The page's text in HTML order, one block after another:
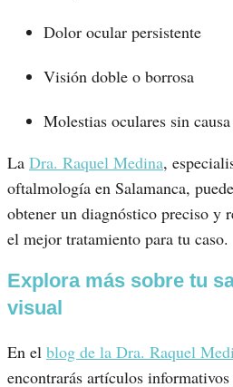
Dolor ocular persistente
Visión doble o borrosa
Molestias oculares sin
La Dra. Raquel Medina,
oftalmología en Salamanca,
obtener un diagnóstico preciso y
el mejor tratamiento para tu caso.
Explora más sobre tu
visual
En el blog de la Dra. Raquel
encontrarás artículos informativos